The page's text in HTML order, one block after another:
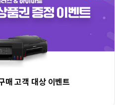
매 고객 대상 이벤트